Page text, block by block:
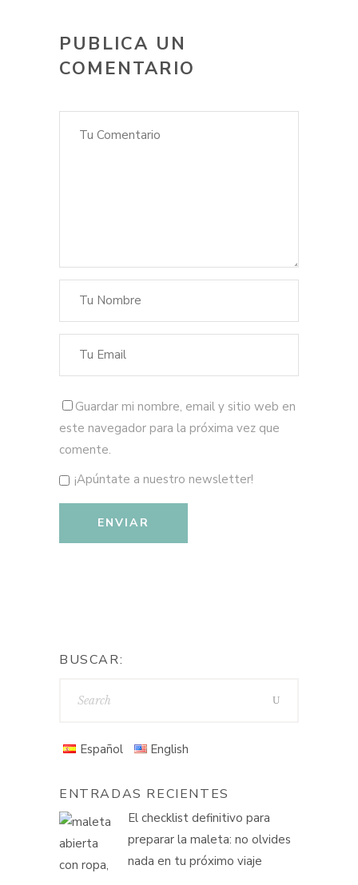
PUBLICA UN
COMENTARIO
Guardar mi nombre, email y sitio web en
este navegador para la próxima vez que
comente.
¡Apúntate a nuestro newsletter!
BUSCAR:
Español English
ENTRADAS RECIENTES
El checklist definitivo para
preparar la maleta: no olvides
nada en tu próximo viaje